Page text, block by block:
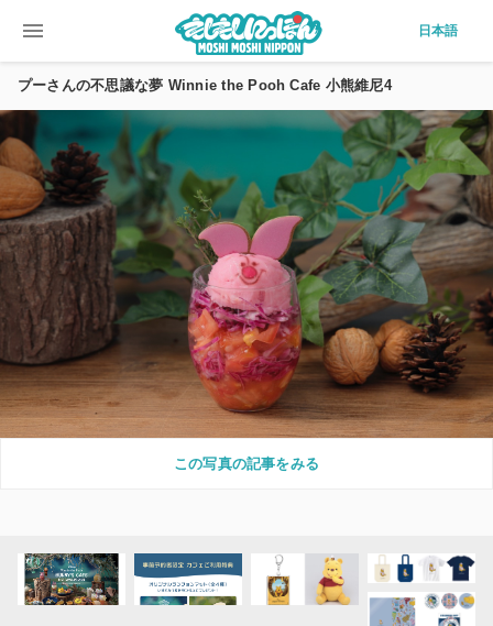
menu 日本語
プーさんの不思議な夢 Winnie the Pooh Cafe 小熊維尼4
この写真の記事をみる